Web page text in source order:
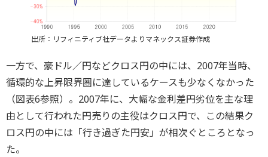
出所：リフィニティブ社データよりマネックス証券作成
一方で、豪ドル／円などクロス円の中には、2007年当時、
循環的な上昇限界圏に達しているケースも少なくなかった
（図表6参照）。2007年に、大幅な金利差円劣位を主な理
由として行われた円売りの主役はクロス円で、この結果ク
ロス円の中には「行き過ぎた円安」が相次ぐところとなっ
た。